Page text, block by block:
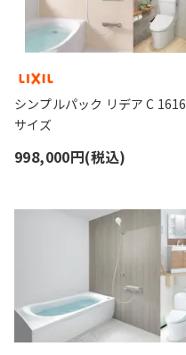
シンプルパック リデア C 1616
サイズ
998,000円(税込)